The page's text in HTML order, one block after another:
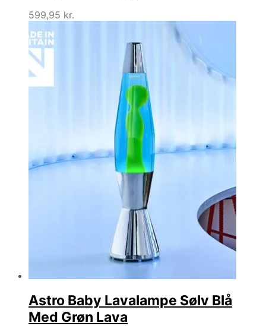
599,95 kr.
Astro Baby Lavalampe Sølv Blå
Med Grøn Lava